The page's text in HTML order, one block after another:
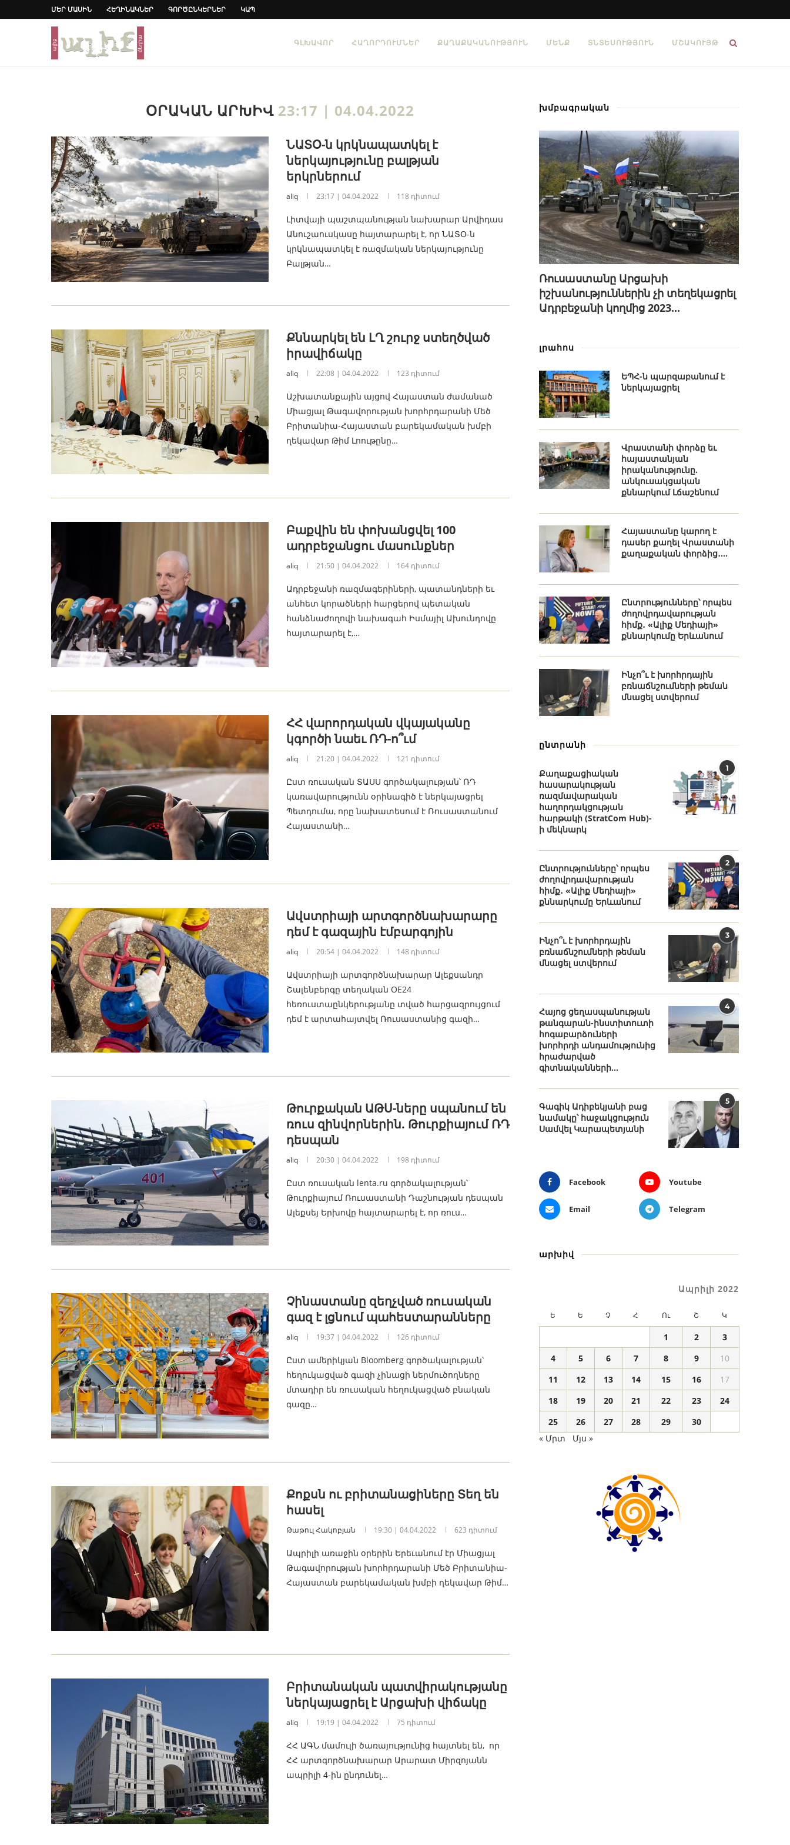
ՄԵՐ ՄԱՍԻՆ ՀԵՂԻՆԱԿՆԵՐ ԳՈՐԾԸՆԿԵՐՆԵՐ ԿԱՊ
ԳԼԽԱՎՈՐ ՀԱՂՈՐԴՈՒՄՆԵՐ ՔԱՂԱՔԱԿԱՆՈՒԹՅՈՒՆ ՄԵՆՔ ՏՆՏԵՍՈՒԹՅՈՒՆ ՄՇԱԿՈՒՅԹ
ՕՐԱԿԱՆ ԱՐԽԻՎ 23:17 | 04.04.2022
ՆԱՏՕ-ն կրկնապատկել է
ներկայությունը բալթյան
երկրներում
aliq 23:17 | 04.04.2022 118 դիտում
Լիտվայի պաշտպանության նախարար Արվիդաս
Անուշաուսկասը հայտարարել է, որ ՆԱՏՕ-ն
կրկնապատկել է ռազմական ներկայությունը
Բալթյան…
Քննարկել են ԼՂ շուրջ ստեղծված
իրավիճակը
aliq 22:08 | 04.04.2022 123 դիտում
Աշխատանքային այցով Հայաստան ժամանած
Միացյալ Թագավորության խորհրդարանի Մեծ
Բրիտանիա-Հայաստան բարեկամական խմբի
ղեկավար Թիմ Լոութընը…
Բաքվին են փոխանցվել 100
ադրբեջանցու մասունքներ
aliq 21:50 | 04.04.2022 164 դիտում
Ադրբեջանի ռազմագերիների, պատանդների եւ
անհետ կորածների հարցերով պետական
հանձնաժողովի նախագահ Իսմայիլ Ախունդովը
հայտարարել է,…
ՀՀ վարորդական վկայականը
կգործի նաեւ ՌԴ-ո՞ւմ
aliq 21:20 | 04.04.2022 121 դիտում
Ըստ ռուսական ՏԱՍՍ գործակալության՝ ՌԴ
կառավարությունն օրինագիծ է ներկայացրել
Պետդումա, որը նախատեսում է Ռուսաստանում
Հայաստանի…
Ավստրիայի արտգործնախարարը
դեմ է գազային էմբարգոյին
aliq 20:54 | 04.04.2022 148 դիտում
Ավստրիայի արտգործնախարար Ալեքսանդր
Շալենբերգը տեղական OE24
հեռուստաընկերությանը տված հարցազրույցում
դեմ է արտահայտվել Ռուսաստանից գազի…
Թուրքական ԱԹՍ-ները սպանում են
ռուս զինվորներին. Թուրքիայում ՌԴ
դեսպան
aliq 20:30 | 04.04.2022 198 դիտում
Ըստ ռուսական lenta.ru գործակալության՝
Թուրքիայում Ռուսաստանի Դաշնության դեսպան
Ալեքսեյ Երխովը հայտարարել է, որ ռուս…
Չինաստանը զեղչված ռուսական
գազ է լցնում պահեստարանները
aliq 19:37 | 04.04.2022 126 դիտում
Ըստ ամերիկյան Bloomberg գործակալության՝
հեղուկացված գազի չինացի ներմուծողները
մտադիր են ռուսական հեղուկացված բնական
գազը…
Քոքսն ու բրիտանացիները Տեղ են
հասել
Թաթուլ Հակոբյան 19:30 | 04.04.2022 623 դիտում
Ապրիլի առաջին օրերին Երեւանում էր Միացյալ
Թագավորության խորհրդարանի Մեծ Բրիտանիա-
Հայաստան բարեկամական խմբի ղեկավար Թիմ…
Բրիտանական պատվիրակությանը
ներկայացրել է Արցախի վիճակը
aliq 19:19 | 04.04.2022 75 դիտում
ՀՀ ԱԳՆ մամուլի ծառայությունից հայտնել են, որ
ՀՀ արտգործնախարար Արարատ Միրզոյանն
ապրիլի 4-ին ընդունել…
խմբագրական
Ռուսաստանը Արցախի
իշխանություններին չի տեղեկացրել
Ադրբեջանի կողմից 2023...
լրահոս
ԵՊՀ-ն պարզաբանում է
ներկայացրել
Վրաստանի փորձը եւ
հայաստանյան
իրականությունը.
անկուսակցական
քննարկում Լճաշենում
Հայաստանը կարող է
դասեր քաղել Վրաստանի
քաղաքական փորձից․...
Ընտրությունները՝ որպես
ժողովրդավարության
հիմք․ «Ալիք Մեդիայի»
քննարկումը Երևանում
Ինչո՞ւ է խորհրդային
բռնաճնշումների թեման
մնացել ստվերում
ընտրանի
1
Քաղաքացիական
հասարակության
ռազմավարական
հաղորդակցության
հարթակի (StratCom Hub)-
ի մեկնարկ
2
Ընտրությունները՝ որպես
ժողովրդավարության
հիմք․ «Ալիք Մեդիայի»
քննարկումը Երևանում
3
Ինչո՞ւ է խորհրդային
բռնաճնշումների թեման
մնացել ստվերում
4
Հայոց ցեղասպանության
թանգարան-ինստիտուտի
հոգաբարձուների
խորհրդի անդամությունից
հրաժարված
գիտնականների...
5
Գագիկ Ադիբեկյանի բաց
նամակը՝ հաջակցություն
Սամվել Կարապետյանի
Facebook Youtube
Email Telegram
արխիվ
Ապրիլի 2022
Ե Ե Չ Հ Ու Շ Կ
1 2
3
4
5 6 7 8 9
10
11
12 13 14 15 16
17
18
19 20 21 22 23
24
25
26 27 28 29
30
« Մրտ
Մյս »